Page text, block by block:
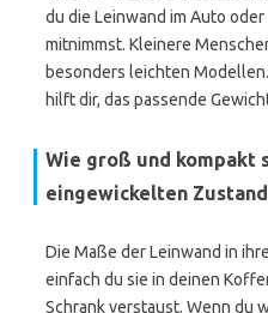
du die Leinwand im Auto
mitnimmst. Kleinere
besonders leichten
hilft dir, das passende
Wie groß und kompakt
eingewickelten Zustand
Die Maße der Leinwand in
einfach du sie in deinen
Schrank verstaust. Wenn du